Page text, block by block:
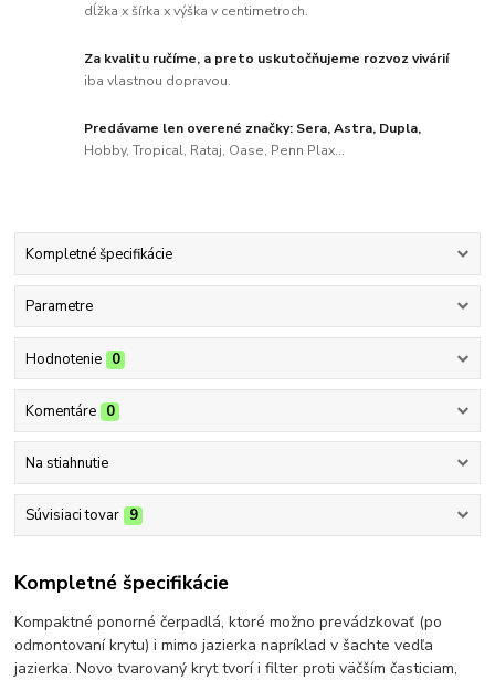
dĺžka x šírka x výška v centimetroch.
Za kvalitu ručíme, a preto uskutočňujeme rozvoz vivárií
iba vlastnou dopravou.
Predávame len overené značky: Sera, Astra, Dupla,
Hobby, Tropical, Rataj, Oase, Penn Plax...
Kompletné špecifikácie
Parametre
Hodnotenie 0
Komentáre 0
Na stiahnutie
Súvisiaci tovar 9
Kompletné špecifikácie
Kompaktné ponorné čerpadlá, ktoré možno prevádzkovať (po
odmontovaní krytu) i mimo jazierka napríklad v šachte vedľa
jazierka. Novo tvarovaný kryt tvorí i filter proti väčším časticiam,